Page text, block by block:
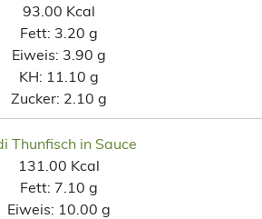
93.00 Kcal
Fett: 3.20 g
Eiweis: 3.90 g
KH: 11.10 g
Zucker: 2.10 g
Thunfisch in Sauce
131.00 Kcal
Fett: 7.10 g
Eiweis: 10.00 g